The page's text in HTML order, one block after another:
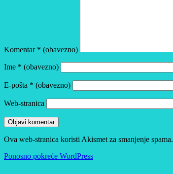
Komentar * (obavezno)
Ime * (obavezno)
E-pošta * (obavezno)
Web-stranica
Ova web-stranica koristi Akismet za smanjenje spama.
Ponosno pokreće WordPress